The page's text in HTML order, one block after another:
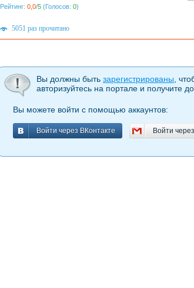
Рейтинг: 0,0/5 (Голосов: 0)
5051 раз прочитано
Вы должны быть зарегистрированы ,
авторизуйтесь на портале и получите
Вы можете войти с помощью аккаунтов:
Войти через ВКонтакте
Войти через ВКонтакте Войти
Войти